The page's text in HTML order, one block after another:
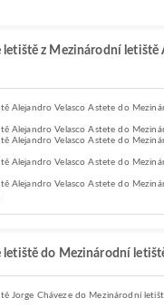
letiště z Mezinárodní letiště
Alejandro Velasco Astete do
Alejandro Velasco Astete do
Alejandro Velasco Astete do
Alejandro Velasco Astete do
Alejandro Velasco Astete do
letiště do Mezinárodní
Jorge Cháveze do Mezinárodní